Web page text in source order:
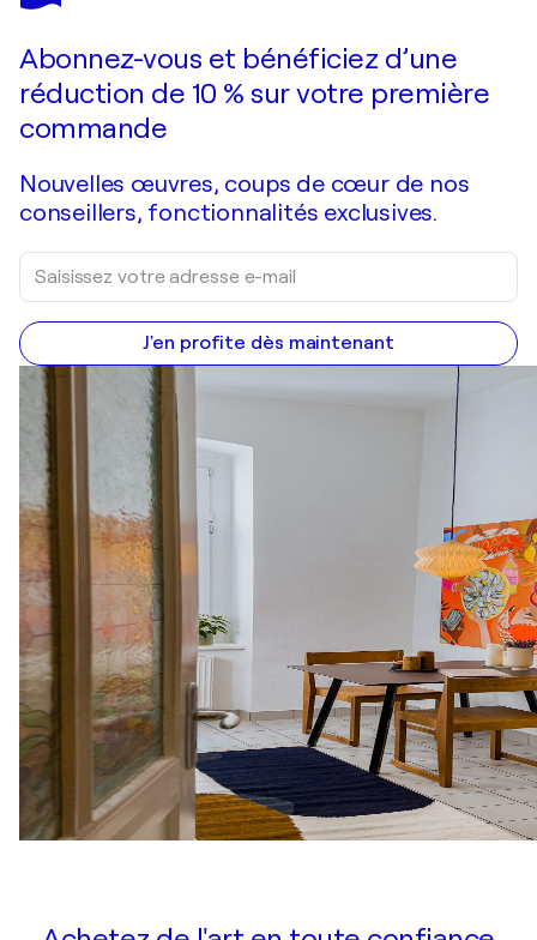
Je passe commande
Abonnez-vous et bénéficiez d’une
réduction de 10 % sur votre première
commande
Nouvelles œuvres, coups de cœur de nos
conseillers, fonctionnalités exclusives.
J'en profite dès maintenant